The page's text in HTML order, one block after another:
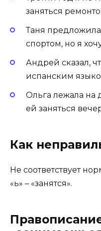
заняться
Таня
спортом, но я
Андрей сказал,
испанским
Ольга лежала на
ей заняться
Как
Не соответствует
«ь» – «занятся».